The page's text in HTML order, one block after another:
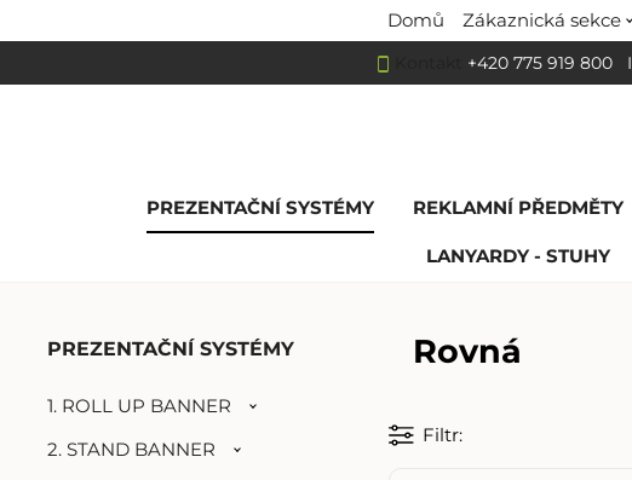
Domů Zákaznická sekce
+420 775 919 800I
PREZENTAČNÍ SYSTÉMY REKLAMNÍ PŘEDMĚTY
LANYARDY - STUHY
PREZENTAČNÍ SYSTÉMY
1. ROLL UP BANNER
2. STAND BANNER
Rovná
Filtr